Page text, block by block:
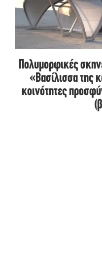
Πολυμορφικές
«Bασίλισσα της
κοινότητες